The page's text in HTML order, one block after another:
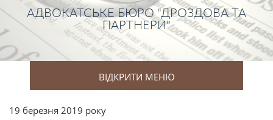
АДВОКАТСЬКЕ БЮРО "ДРОЗДОВА ТА
ПАРТНЕРИ"
ВІДКРИТИ МЕНЮ
19 березня 2019 року